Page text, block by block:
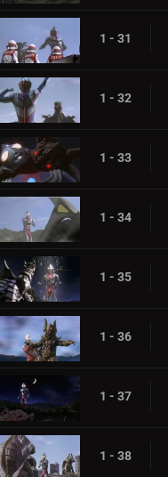
1 - 31
1 - 32
1 - 33
1 - 34
1 - 35
1 - 36
1 - 37
1 - 38